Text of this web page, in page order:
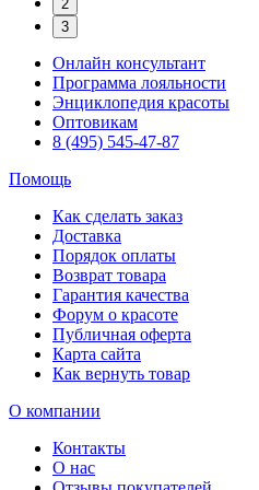
2
3
Онлайн консультант
Программа лояльности
Энциклопедия красоты
Оптовикам
8 (495) 545-47-87
Помощь
Как сделать заказ
Доставка
Порядок оплаты
Возврат товара
Гарантия качества
Форум о красоте
Публичная оферта
Карта сайта
Как вернуть товар
О компании
Контакты
О нас